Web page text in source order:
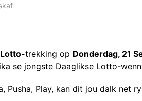
trekking op Donderdag, 21
se jongste Daaglikse Lotto-
Pusha, Play, kan dit jou dalk net